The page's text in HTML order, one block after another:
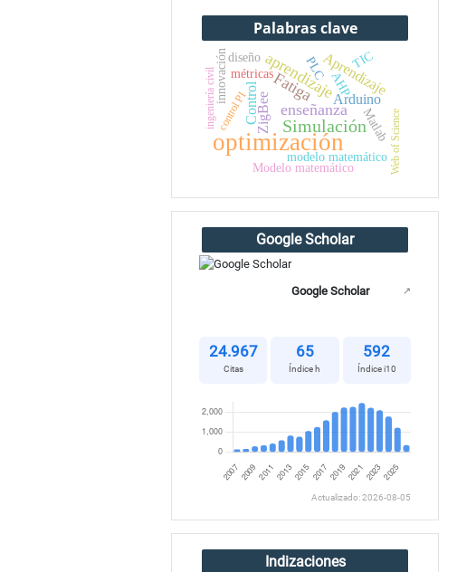
Palabras clave
optimización
Simulación
Fatiga
enseñanza
aprendizajeArduino
ZigBee
Aprendizaje
Control
métricas
modelo matemático
Modelo matemático
TIC
innovación PLC
AHP
Matlab
diseño
Web of Science
control PI
ingeniería civil
Google Scholar
Google Scholar ↗
24.967
Citas
65
Índice h
592
Índice i10
Actualizado: 2026-08-05
Indizaciones